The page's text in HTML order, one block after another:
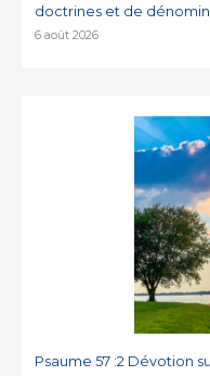
doctrines et de
6 août 2026
Psaume 57 :2 Dévotion